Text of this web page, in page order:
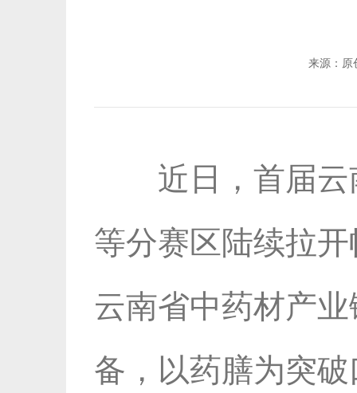
来源：
近日，首届云
等分赛区陆续拉
云南省中药材产
备，以药膳为突